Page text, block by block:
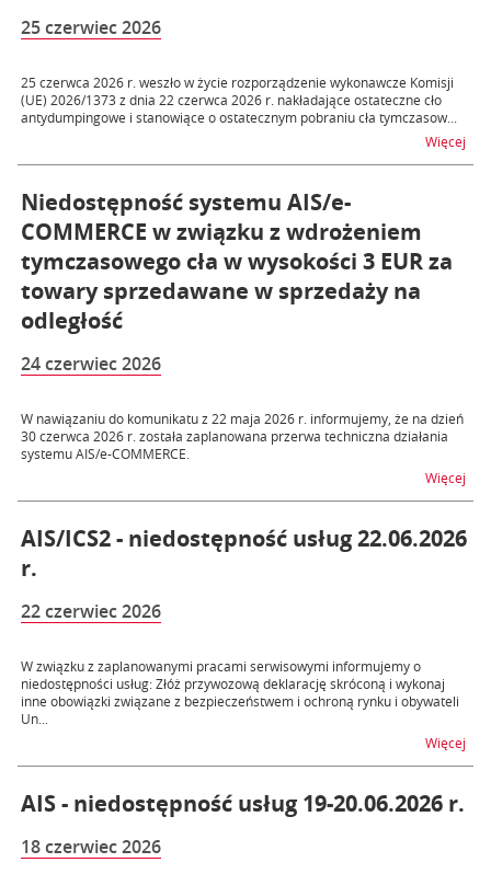
25 czerwiec 2026
25 czerwca 2026 r. weszło w życie rozporządzenie wykonawcze Komisji
(UE) 2026/1373 z dnia 22 czerwca 2026 r. nakładające ostateczne cło
antydumpingowe i stanowiące o ostatecznym pobraniu cła tymczasow...
Więcej
Niedostępność systemu AIS/e-
COMMERCE w związku z wdrożeniem
tymczasowego cła w wysokości 3 EUR za
towary sprzedawane w sprzedaży na
odległość
24 czerwiec 2026
W nawiązaniu do komunikatu z 22 maja 2026 r. informujemy, że na dzień
30 czerwca 2026 r. została zaplanowana przerwa techniczna działania
systemu AIS/e-COMMERCE.
Więcej
AIS/ICS2 - niedostępność usług 22.06.2026
r.
22 czerwiec 2026
W związku z zaplanowanymi pracami serwisowymi informujemy o
niedostępności usług: Złóż przywozową deklarację skróconą i wykonaj
inne obowiązki związane z bezpieczeństwem i ochroną rynku i obywateli
Un...
Więcej
AIS - niedostępność usług 19-20.06.2026 r.
18 czerwiec 2026